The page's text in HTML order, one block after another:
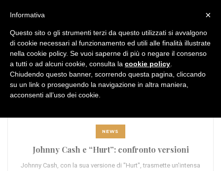
TAG: genre crossover
NEWS
Johnny Cash e “Hurt”: confronto versioni
Johnny Cash, con la sua versione di "Hurt", trasmette un'intensa
×
Informativa
Questo sito o gli strumenti terzi da questo utilizzati si avvalgono
di cookie necessari al funzionamento ed utili alle finalità illustrate
nella cookie policy. Se vuoi saperne di più o negare il consenso
a tutti o ad alcuni cookie, consulta la cookie policy
Chiudendo questo banner, scorrendo questa pagina, cliccando
su un link o proseguendo la navigazione in altra maniera,
acconsenti all’uso dei cookie.